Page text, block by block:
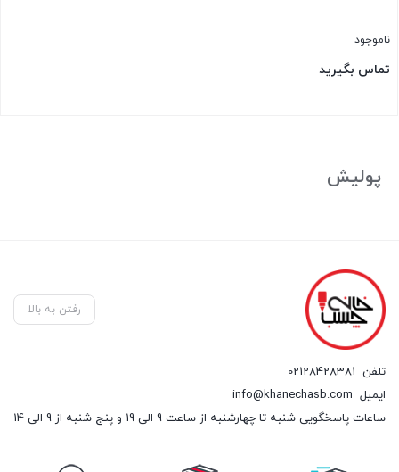
ناموجود
تماس بگیرید
پولیش
رفتن به بالا
تلفن 02128428381
ایمیل info@khanechasb.com
ساعات پاسخگویی شنبه تا چهارشنبه از ساعت 9 الی 19 و پنج شنبه از 9 الی 14